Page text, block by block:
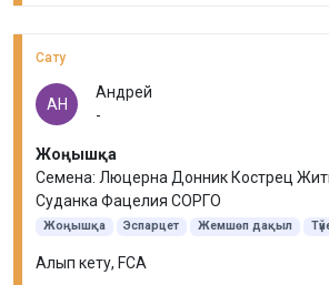
Сату
АН
Андрей
-
Жоңышқа
Семена: Люцерна Донник Кострец
Суданка Фацелия СОРГО
Жоңышқа Эспарцет Жемшөп дақыл
Алып кету, FCA